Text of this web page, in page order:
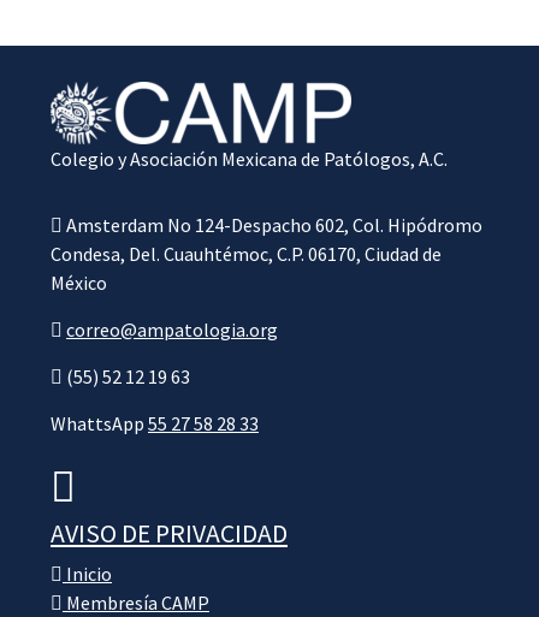
Colegio y Asociación Mexicana de Patólogos, A.C.
Amsterdam No 124-Despacho 602, Col. Hipódromo
Condesa, Del. Cuauhtémoc, C.P. 06170, Ciudad de
México
correo@ampatologia.org
(55) 52 12 19 63
WhattsApp 55 27 58 28 33
AVISO DE PRIVACIDAD
Inicio
Membresía CAMP